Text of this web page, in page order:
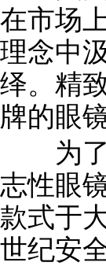
在市场
理念中
绎。精
牌的眼
为了
志性眼
款式于
世纪安